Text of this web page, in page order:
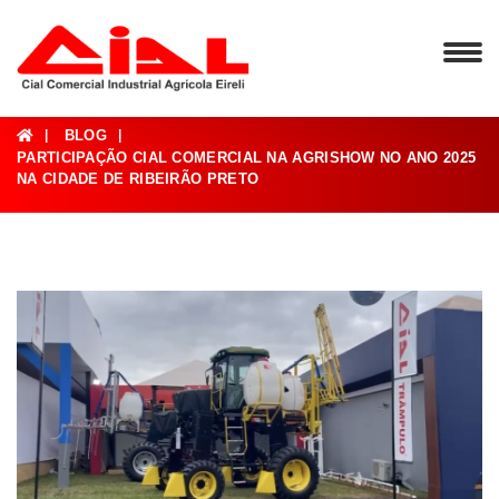
BLOG
PARTICIPAÇÃO CIAL COMERCIAL NA AGRISHOW NO ANO 2025
NA CIDADE DE RIBEIRÃO PRETO